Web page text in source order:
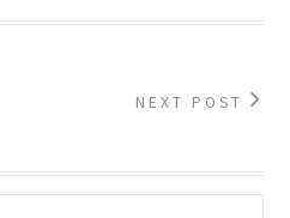
NEXT POST